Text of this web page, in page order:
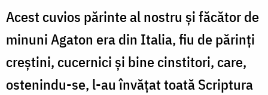
Acest cuvios părinte al nostru și făcător de
minuni Agaton era din Italia, fiu de părinți
creștini, cucernici și bine cinstitori, care,
ostenindu-se, l-au învățat toată Scriptura